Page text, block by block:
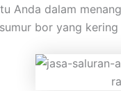
Anda dalam
bor yang